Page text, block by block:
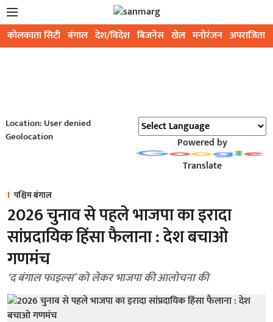
कोलकाता सिटी बंगाल देश/विदेश बिजनेस खेल मनोरंजन अपराजिता
Location: User denied
Geolocation
Powered by
Translate
पश्चिम बंगाल
2026 चुनाव से पहले भाजपा का इरादा
सांप्रदायिक हिंसा फैलाना : देश बचाओ
गणमंच
‘द बंगाल फाइल्स’ को लेकर भाजपा की आलोचना की